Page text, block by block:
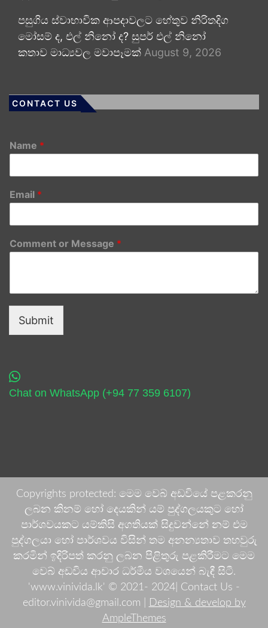
පසුගිය ස්වාභාවික ආපදාවලට හේතුව නිරිතදිග
මෝසම් ද, එල් නිනෝ ද? සුපර් එල් නිනෝ
කතාව මාධ්‍යවල මවාපෑමක් August 9, 2026
CONTACT US
Name *
Email *
Comment or Message *
Submit
Chat on WhatsApp (+94 77 359 6107)
Copyrights protected: මෙම වෙබ් අඩවියේ පළකරනු
ලබන කිනම් හෝ දෙයකින් යම් පුද්ගලයකුට හෝ
පාර්ශවයකට යම්කිසි අගතියක් සිදුවන්නේ නම් එම
පුද්ගලයා හෝ පාර්ශවය විසින් තම අනන්‍යතාව තහවුරු
කරමින් ඉදිරිපත් කරනු ලබන පිළිතුරු පළකිරීමට මෙම
වෙබ් අඩවිය ආචාර ධර්මීය වශයෙන් බැඳී සිටී.
'www.vinivida.lk' © 2021- 2024| Contact Us -
editor.vinivida@gmail.com |
Design & develop by
AmpleThemes